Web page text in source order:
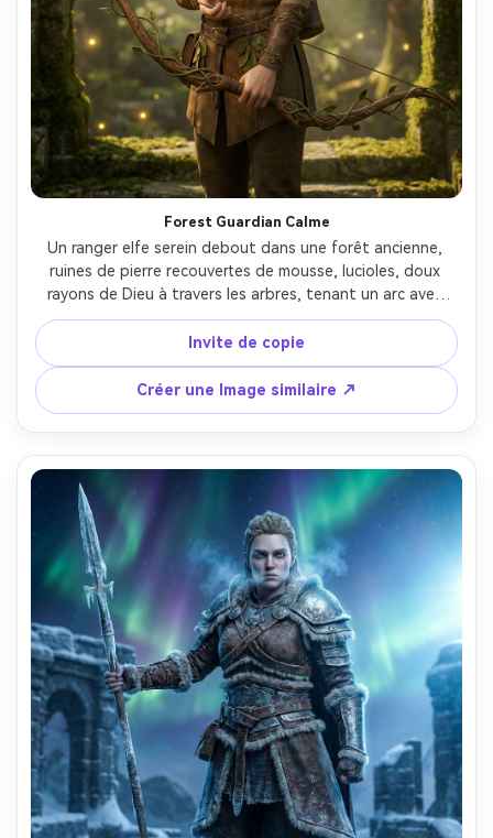
Forest Guardian Calme
Un ranger elfe serein debout dans une forêt ancienne,
ruines de pierre recouvertes de mousse, lucioles, doux
rayons de Dieu à travers les arbres, tenant un arc avec
des vignes sculptées, sourire doux, ambiance fantastique
confortable avec des verts chauds et de l'or, composition
d'affiche avec de l'espace pour le titre du jeu en haut,
texture photoréaliste de la peau, détail des cheveux
naturels, prise sur Fujifilm GFX 100S, 80mm, bokeh
cinématographique, art clé haut de gamme- -ar 4:5
Invite de copie
Créer une Image similaire ↗